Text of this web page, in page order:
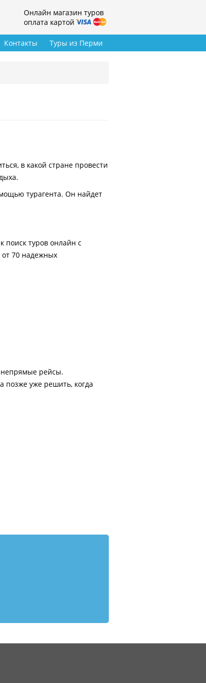
Онлайн магазин туров
оплата картой
Туры из Перми
Контакты
в какой стране провести
турагента. Он найдет
поиск туров онлайн с
70 надежных
непрямые рейсы.
позже уже решить, когда